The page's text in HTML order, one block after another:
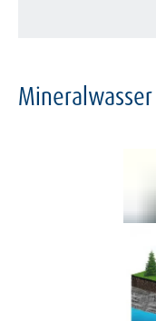
Mineralwasser
der
mit